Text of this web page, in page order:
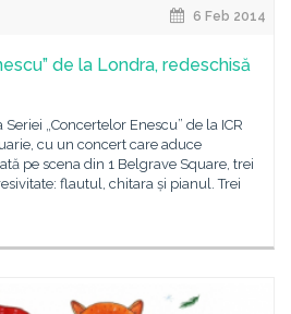
6 Feb 2014
de la Londra, redeschisă
„Concertelor Enescu” de la ICR
cu un concert care aduce
pe scena din 1 Belgrave Square, trei
flautul, chitara și pianul. Trei